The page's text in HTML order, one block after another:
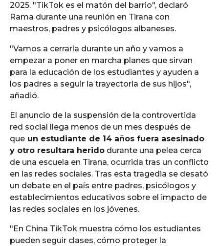
2025. "TikTok es el matón del barrio", declaró
Rama durante una reunión en Tirana con
maestros, padres y psicólogos albaneses.
"Vamos a cerrarla durante un año y vamos a
empezar a poner en marcha planes que sirvan
para la educación de los estudiantes y ayuden a
los padres a seguir la trayectoria de sus hijos",
añadió.
El anuncio de la suspensión de la controvertida
red social llega menos de un mes después de
que un estudiante de 14 años fuera asesinado
y otro resultara herido durante una pelea cerca
de una escuela en Tirana, ocurrida tras un conflicto
en las redes sociales. Tras esta tragedia se desató
un debate en el país entre padres, psicólogos y
establecimientos educativos sobre el impacto de
las redes sociales en los jóvenes.
"En China TikTok muestra cómo los estudiantes
pueden seguir clases, cómo proteger la